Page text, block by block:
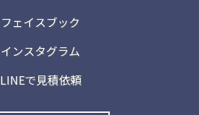
フェイスブック
インスタグラム
LINEで見積依頼